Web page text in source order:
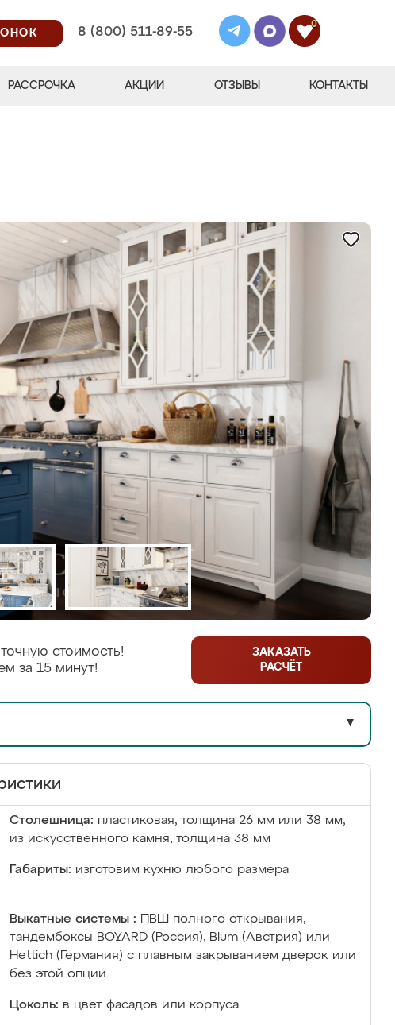
8 (800) 511-89-55
0
РАССРОЧКА АКЦИИ ОТЗЫВЫ КОНТАКТЫ
стоимость!
за 15 минут!
ЗАКАЗАТЬ
РАСЧЁТ
▼
Столешница: пластиковая, толщина 26 мм или 38 мм;
из искусственного камня, толщина 38 мм
Габариты: изготовим кухню любого размера
Выкатные системы :
ПВШ полного открывания,
тандембоксы BOYARD (Россия), Blum (Австрия) или
Hettich (Германия) с плавным закрыванием дверок или
без этой опции
Цоколь: в цвет фасадов или корпуса